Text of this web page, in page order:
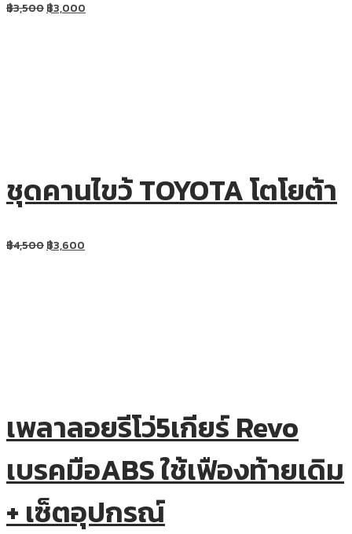
฿3,500฿3,000
ชุดคานไขว้ TOYOTA โตโยต้า
฿4,500฿3,600
เพลาลอยรีโว่5เกียร์ Revo
เบรคมือABS ใช้เฟืองท้ายเดิม
+ เซ็ตอุปกรณ์